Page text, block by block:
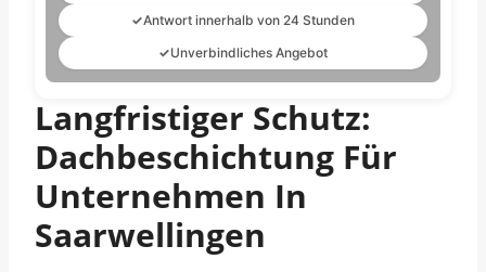
✓Antwort innerhalb von 24 Stunden
✓Unverbindliches Angebot
Langfristiger Schutz:
Dachbeschichtung Für
Unternehmen In
Saarwellingen